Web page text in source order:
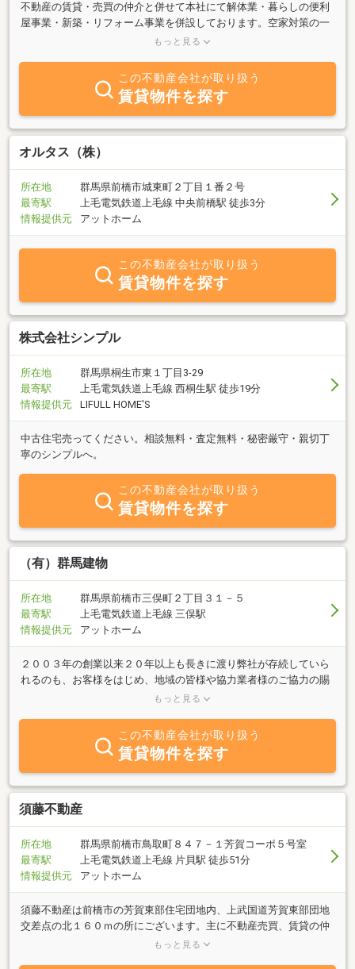
不動産の賃貸・売買の仲介と併せて本社にて解体業・暮らしの便利
屋事業・新築・リフォーム事業を併設しております。空家対策の一
貫として、不用品処分、解体工事、不動産買取を強化しておりま
てご相談ください。スタッフ一同お客様のご要望に迅速にお答えで
きるよう取組み、地域貢献と共に皆様に愛される、親しみのあるお
店を目指して参ります。皆様のご来店を心よりお待ち申し上げま
す。
もっと見る
この不動産会社が取り扱う
賃貸物件を探す
オルタス（株）
所在地
群馬県前橋市城東町２丁目１番２号
最寄駅
上毛電気鉄道上毛線 中央前橋駅 徒歩3分
情報提供元
アットホーム
この不動産会社が取り扱う
賃貸物件を探す
株式会社シンプル
所在地
群馬県桐生市東１丁目3-29
最寄駅
上毛電気鉄道上毛線 西桐生駅 徒歩19分
情報提供元
LIFULL HOME'S
中古住宅売ってください。相談無料・査定無料・秘密厳守・親切丁
寧のシンプルへ。
この不動産会社が取り扱う
賃貸物件を探す
（有）群馬建物
所在地
群馬県前橋市三俣町２丁目３１－５
最寄駅
上毛電気鉄道上毛線 三俣駅
情報提供元
アットホーム
２００３年の創業以来２０年以上も長きに渡り弊社が存続していら
れるのも、お客様をはじめ、地域の皆様や協力業者様のご協力の賜
物だと思い感謝申し上げます。弊社は、不動産と総合建築を通じ
す。今後も地域密着型の企業として、「お客様の夢」のお手伝いを
させていただければと思っております。是非安心してお声がけくだ
さい。これからも、変わらぬご指導、ご鞭撻を賜りますよう、宜し
くお願い申し上げます。
もっと見る
この不動産会社が取り扱う
賃貸物件を探す
須藤不動産
所在地
群馬県前橋市鳥取町８４７－１芳賀コーポ５号室
最寄駅
上毛電気鉄道上毛線 片貝駅 徒歩51分
情報提供元
アットホーム
須藤不動産は前橋市の芳賀東部住宅団地内、上武国道芳賀東部団地
交差点の北１６０ｍの所にございます。主に不動産売買、賃貸の仲
介業務を行っております。代表の須藤は永い金融機関の勤務経験か
もっと見る